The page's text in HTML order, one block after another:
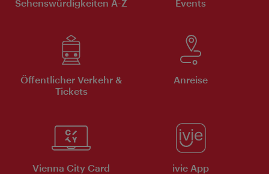
Sehenswürdigkeiten A-Z Events
Öffentlicher Verkehr &
Tickets
Anreise
Vienna City Card ivie App